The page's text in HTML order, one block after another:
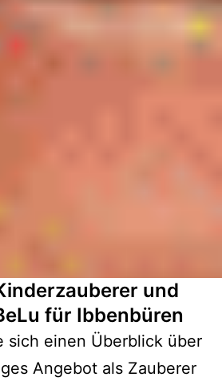
und
für Ibbenbüren
sich einen Überblick über
Angebot als Zauberer